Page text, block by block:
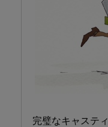
完璧なキャステ